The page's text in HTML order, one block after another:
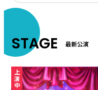
STAGE 最新公演
上演中